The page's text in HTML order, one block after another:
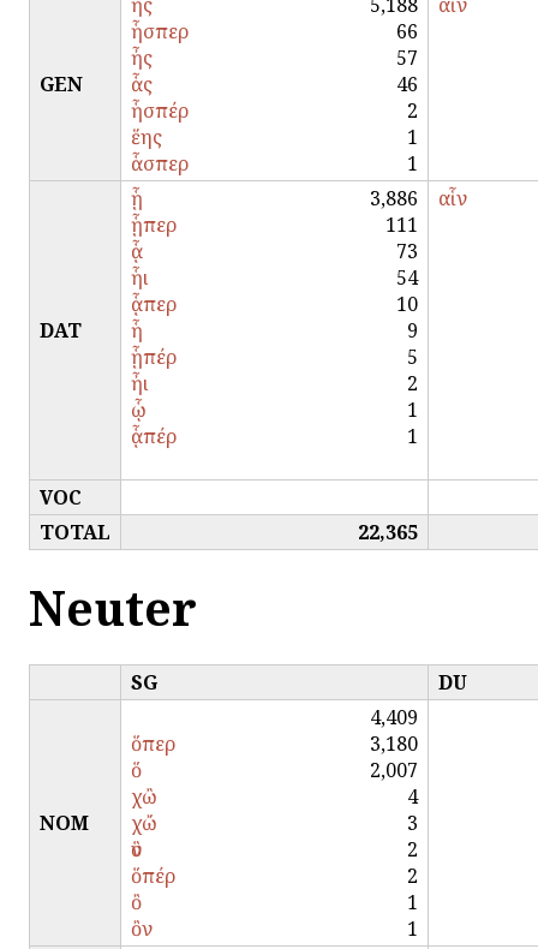
GEN
ἧσπερ
66
ἦς
57
ἇς
46
ἧσπέρ
2
ἕης
1
ἇσπερ
1
DAT
ᾗ
3,886
ᾗπερ
111
ᾇ
73
ἧι
54
ᾇπερ
10
ἧ
9
ᾗπέρ
5
ἦι
2
ᾧ
1
ᾇπέρ
1
αἷν
VOC
TOTAL
22,365
Neuter
SG DU
NOM
4,409
ὅπερ
3,180
ὅ
2,007
χὢ
4
χὤ
3
ὃν
2
ὅπέρ
2
ὂ
1
ὂν
1